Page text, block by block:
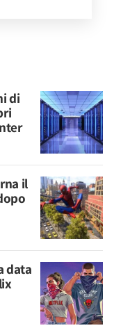
di
il
data